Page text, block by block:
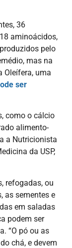
36
aminoácidos,
pelo
mas na
Oleífera, uma
ser
como o cálcio
alimento-
a Nutricionista
da USP,
refogadas, ou
as sementes e
em saladas
podem ser
“O pó ou as
chá, e devem